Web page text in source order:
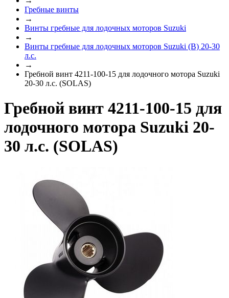
Гребные винты
→
Винты гребные для лодочных моторов Suzuki
→
Винты гребные для лодочных моторов Suzuki (B) 20-30
л.с.
→
Гребной винт 4211-100-15 для лодочного мотора Suzuki
20-30 л.с. (SOLAS)
Гребной винт 4211-100-15 для
лодочного мотора Suzuki 20-
30 л.с. (SOLAS)